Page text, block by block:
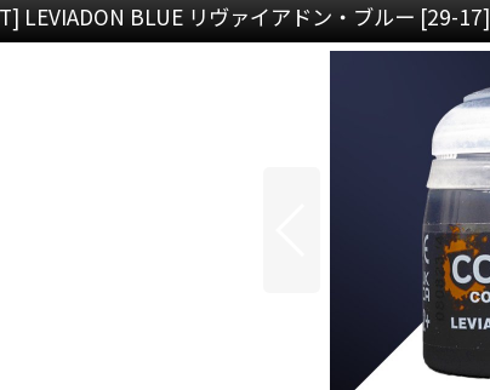
LEVIADON BLUE リヴァイアドン・ブルー [29-17]